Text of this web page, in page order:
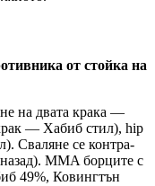
от стойка на
на двата крака —
— Хабиб стил), hip
Сваляне се контра-
MMA борците с
49%, Ковингтън